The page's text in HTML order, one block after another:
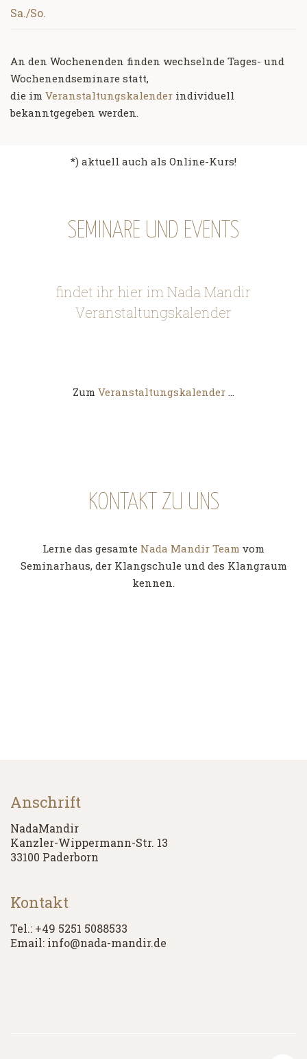
Sa./So.
An den Wochenenden finden wechselnde Tages- und
Wochenendseminare statt,
die im Veranstaltungskalender individuell
bekanntgegeben werden.
*) aktuell auch als Online-Kurs!
SEMINARE UND EVENTS
findet ihr hier im Nada Mandir
Veranstaltungskalender
Zum Veranstaltungskalender
KONTAKT ZU UNS
Lerne das gesamte Nada Mandir Team vom
Seminarhaus, der Klangschule und des Klangraum
kennen.
Anschrift
NadaMandir
Kanzler-Wippermann-Str. 13
33100 Paderborn
Kontakt
Tel.: +49 5251 5088533
Email: info@nada-mandir.de